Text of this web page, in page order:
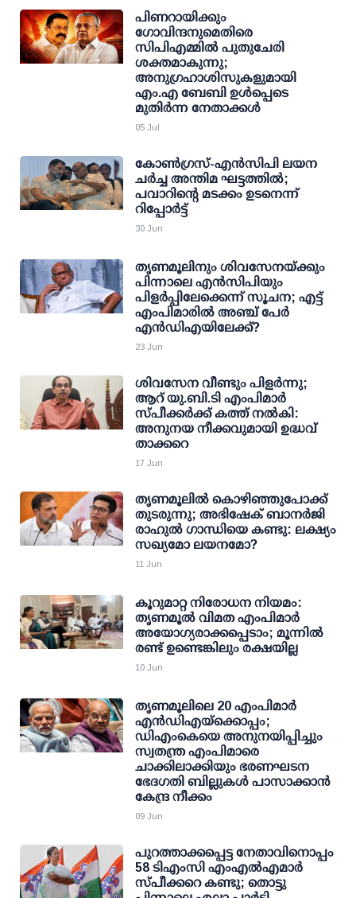
പിണറായിക്കും
ഗോവിന്ദനുമെതിരെ
സിപിഎമ്മില്‍ പുതുചേരി
ശക്തമാകുന്നു;
അനുഗ്രഹാശിസുകളുമായി
എം.എ ബേബി ഉള്‍പ്പെടെ
മുതിര്‍ന്ന നേതാക്കള്‍
05 Jul
കോണ്‍ഗ്രസ്-എന്‍സിപി ലയന
ചര്‍ച്ച അന്തിമ ഘട്ടത്തില്‍;
പവാറിന്റെ മടക്കം ഉടനെന്ന്
റിപ്പോര്‍ട്ട്
30 Jun
തൃണമൂലിനും ശിവസേനയ്ക്കും
പിന്നാലെ എന്‍സിപിയും
പിളര്‍പ്പിലേക്കെന്ന് സൂചന; എട്ട്
എംപിമാരില്‍ അഞ്ച് പേര്‍
എന്‍ഡിഎയിലേക്ക്?
23 Jun
ശിവസേന വീണ്ടും പിളര്‍ന്നു;
ആറ് യു.ബി.ടി എംപിമാര്‍
സ്പീക്കര്‍ക്ക് കത്ത് നല്‍കി:
അനുനയ നീക്കവുമായി ഉദ്ധവ്
താക്കറെ
17 Jun
തൃണമൂലില്‍ കൊഴിഞ്ഞുപോക്ക്
തുടരുന്നു; അഭിഷേക് ബാനര്‍ജി
രാഹുല്‍ ഗാന്ധിയെ കണ്ടു: ലക്ഷ്യം
സഖ്യമോ ലയനമോ?
11 Jun
കൂറുമാറ്റ നിരോധന നിയമം:
തൃണമൂല്‍ വിമത എംപിമാര്‍
അയോഗ്യരാക്കപ്പെടാം; മൂന്നില്‍
രണ്ട് ഉണ്ടെങ്കിലും രക്ഷയില്ല
10 Jun
തൃണമൂലിലെ 20 എംപിമാര്‍
എന്‍ഡിഎയ്‌ക്കൊപ്പം;
ഡിഎംകെയെ അനുനയിപ്പിച്ചും
സ്വതന്ത്ര എംപിമാരെ
ചാക്കിലാക്കിയും ഭരണഘടന
ഭേദഗതി ബില്ലുകള്‍ പാസാക്കാന്‍
കേന്ദ്ര നീക്കം
09 Jun
പുറത്താക്കപ്പെട്ട നേതാവിനൊപ്പം
58 ടിഎംസി എംഎല്‍എമാര്‍
സ്പീക്കറെ കണ്ടു; തൊട്ടു